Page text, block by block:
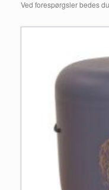
Ved forespørgsler bedes